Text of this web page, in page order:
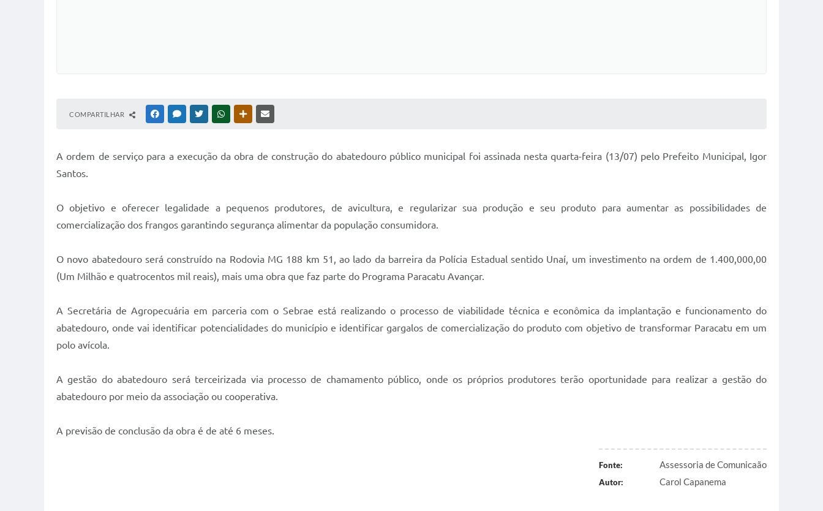
COMPARTILHAR FACEBOOKMESSENGER
TWITTERWHATSAPPOUTRAS MÍDIAS
A ordem de serviço para a execução da obra de construção do abatedouro público municipal foi assinada nesta quarta-feira (13/07) pelo Prefeito Municipal, Igor
Santos.
O objetivo e oferecer legalidade a pequenos produtores, de avicultura, e regularizar sua produção e seu produto para aumentar as possibilidades de
comercialização dos frangos garantindo segurança alimentar da população consumidora.
O novo abatedouro será construído na Rodovia MG 188 km 51, ao lado da barreira da Polícia Estadual sentido Unaí, um investimento na ordem de 1.400,000,00
(Um Milhão e quatrocentos mil reais), mais uma obra que faz parte do Programa Paracatu Avançar.
A Secretária de Agropecuária em parceria com o Sebrae está realizando o processo de viabilidade técnica e econômica da implantação e funcionamento do
abatedouro, onde vai identificar potencialidades do município e identificar gargalos de comercialização do produto com objetivo de transformar Paracatu em um
polo avícola.
A gestão do abatedouro será terceirizada via processo de chamamento público, onde os próprios produtores terão oportunidade para realizar a gestão do
abatedouro por meio da associação ou cooperativa.
A previsão de conclusão da obra é de até 6 meses.
Fonte: Assessoria de Comunicaão
Autor: Carol Capanema